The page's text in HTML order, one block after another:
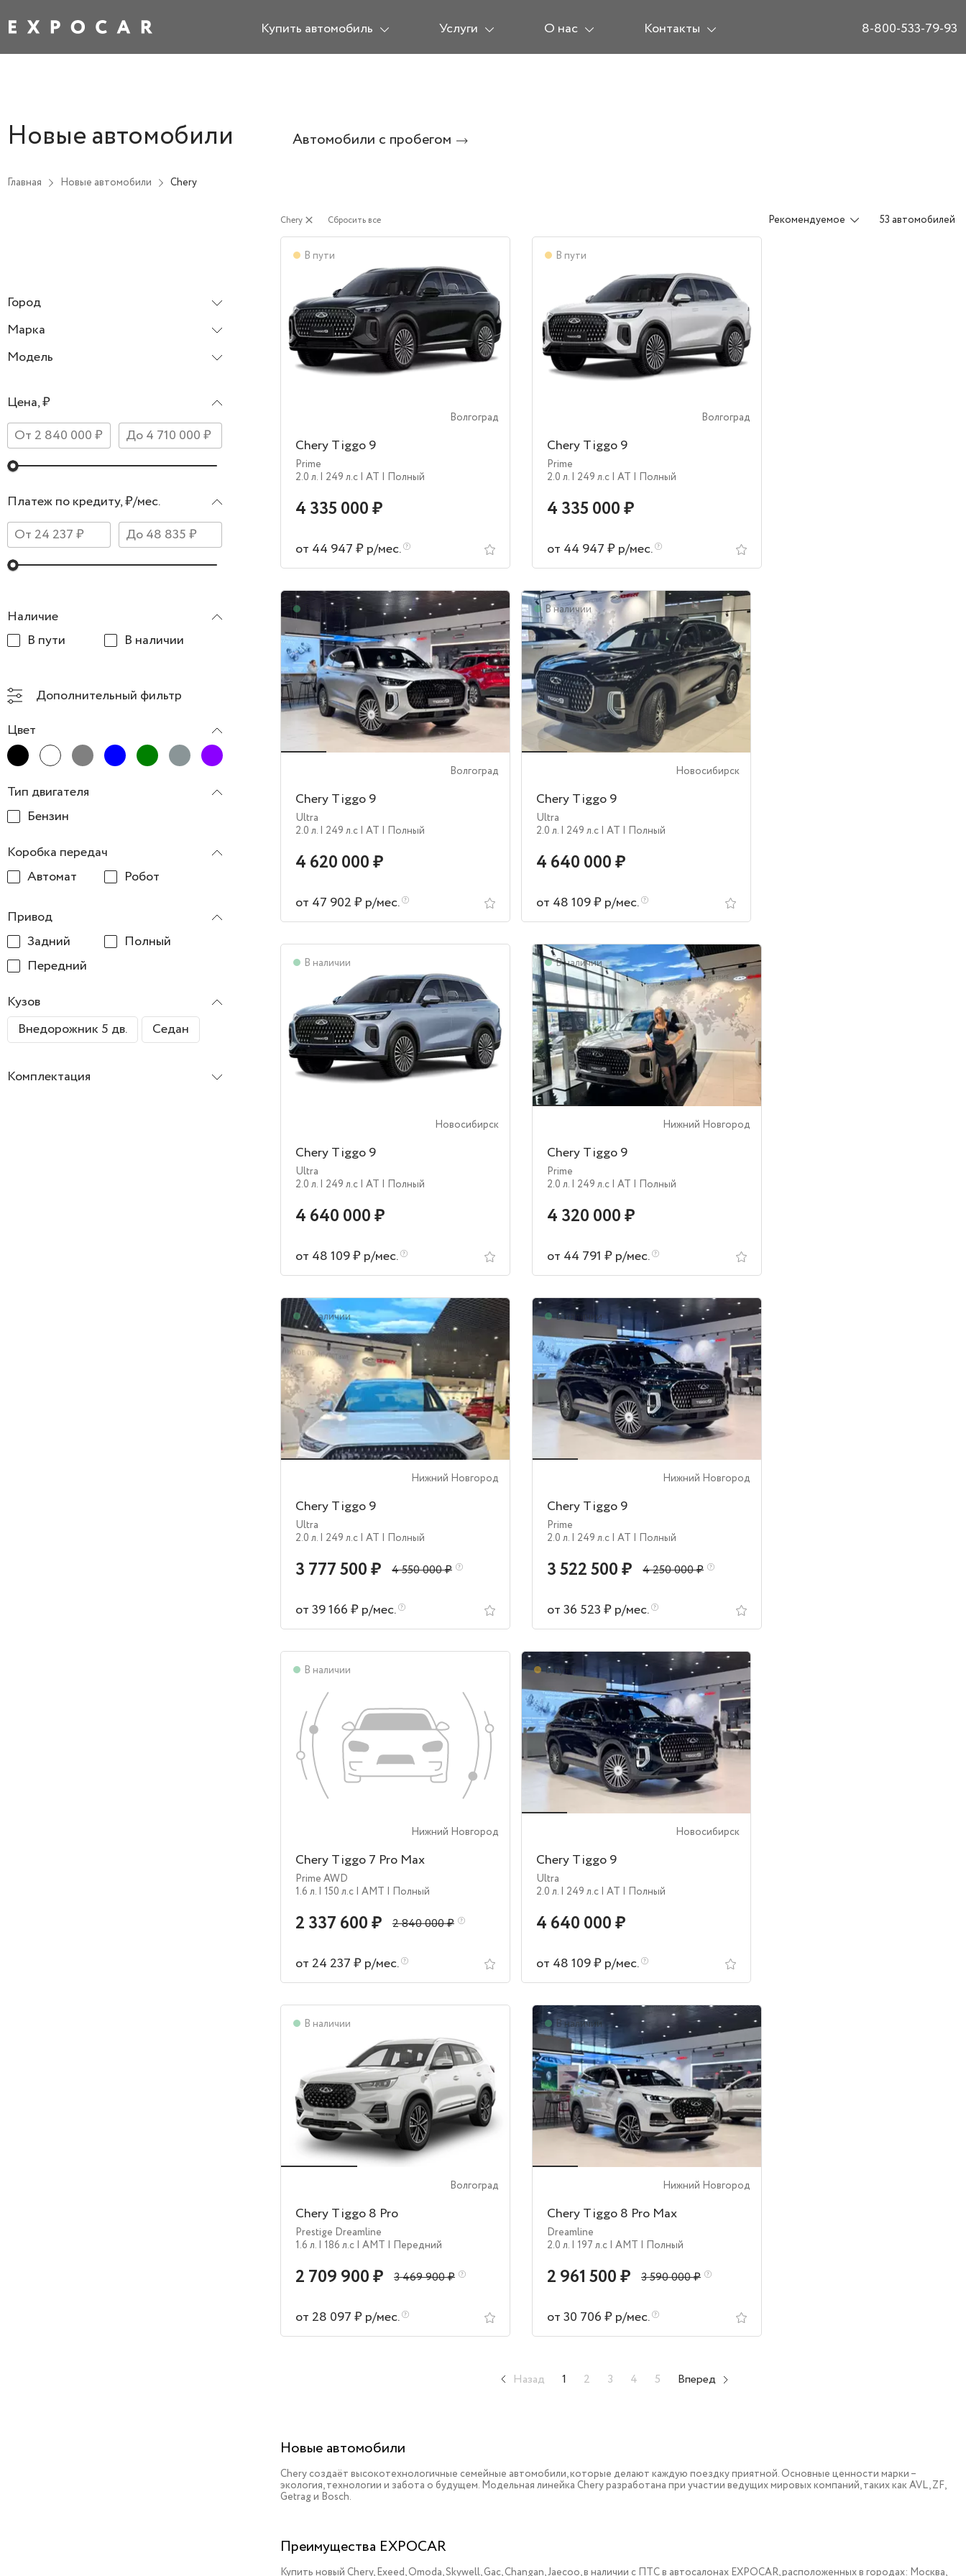
Купить автомобиль Услуги О нас Контакты 8-800-533-79-93
Новые автомобили Автомобили с пробегом
Главная Новые автомобили Chery
Город
Марка
Модель
Цена, ₽
Платеж по кредиту, ₽/мес.
Наличие
В пути
В наличии
Дополнительный фильтр
Цвет
Тип двигателя
Бензин
Коробка передач
Автомат
Робот
Привод
Задний
Полный
Передний
Кузов
Внедорожник 5 дв.
Седан
Комплектация
Chery close Сбросить все Рекомендуемое 53 автомобилей
В пути
Волгоград
Chery Tiggo 9
Prime
2.0 л. | 249 л.c | AT | Полный
4 335 000 ₽
от 44 947 ₽ р/мес.
В пути
Волгоград
Chery Tiggo 9
Prime
2.0 л. | 249 л.c | AT | Полный
4 335 000 ₽
от 44 947 ₽ р/мес.
В наличии
Волгоград
Chery Tiggo 9
Ultra
2.0 л. | 249 л.c | AT | Полный
4 620 000 ₽
от 47 902 ₽ р/мес.
В наличии
Новосибирск
Chery Tiggo 9
Ultra
2.0 л. | 249 л.c | AT | Полный
4 640 000 ₽
от 48 109 ₽ р/мес.
В наличии
Новосибирск
Chery Tiggo 9
Ultra
2.0 л. | 249 л.c | AT | Полный
4 640 000 ₽
от 48 109 ₽ р/мес.
В наличии
Нижний Новгород
Chery Tiggo 9
Prime
2.0 л. | 249 л.c | AT | Полный
4 320 000 ₽
от 44 791 ₽ р/мес.
В наличии
Нижний Новгород
Chery Tiggo 9
Ultra
2.0 л. | 249 л.c | AT | Полный
3 777 500 ₽ 4 550 000 ₽
от 39 166 ₽ р/мес.
В наличии
Нижний Новгород
Chery Tiggo 9
Prime
2.0 л. | 249 л.c | AT | Полный
3 522 500 ₽ 4 250 000 ₽
от 36 523 ₽ р/мес.
В наличии
Нижний Новгород
Chery Tiggo 7 Pro Max
Prime AWD
1.6 л. | 150 л.c | AMT | Полный
2 337 600 ₽ 2 840 000 ₽
от 24 237 ₽ р/мес.
В пути
Новосибирск
Chery Tiggo 9
Ultra
2.0 л. | 249 л.c | AT | Полный
4 640 000 ₽
от 48 109 ₽ р/мес.
В наличии
Волгоград
Chery Tiggo 8 Pro
Prestige Dreamline
1.6 л. | 186 л.c | AMT | Передний
2 709 900 ₽ 3 469 900 ₽
от 28 097 ₽ р/мес.
В наличии
Нижний Новгород
Chery Tiggo 8 Pro Max
Dreamline
2.0 л. | 197 л.c | AMT | Полный
2 961 500 ₽ 3 590 000 ₽
от 30 706 ₽ р/мес.
Назад 1 2 3 4 5 Вперед
Новые автомобили
Chery создаёт высокотехнологичные семейные автомобили, которые делают каждую поездку приятной. Основные ценности марки –
экология, технологии и забота о будущем. Модельная линейка Chery разработана при участии ведущих мировых компаний, таких как AVL, ZF,
Getrag и Bosch.
Преимущества EXPOCAR
Купить новый Chery, Exeed, Omoda, Skywell, Gac, Changan, Jaecoo, в наличии c ПТС в автосалонах EXPOCAR, расположенных в городах: Москва,